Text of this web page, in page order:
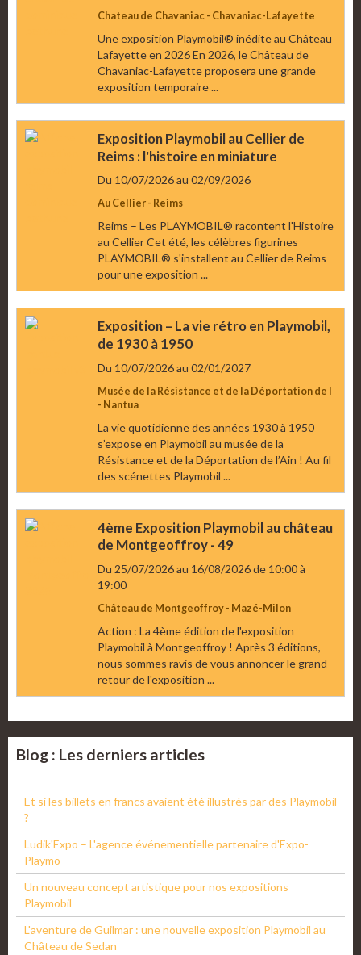
Chateau de Chavaniac - Chavaniac-Lafayette
Une exposition Playmobil® inédite au Château
Lafayette en 2026 En 2026, le Château de
Chavaniac-Lafayette proposera une grande
exposition temporaire ...
Exposition Playmobil au Cellier de
Reims : l'histoire en miniature
Du 10/07/2026au 02/09/2026
Au Cellier - Reims
Reims – Les PLAYMOBIL® racontent l'Histoire
au Cellier Cet été, les célèbres figurines
PLAYMOBIL® s'installent au Cellier de Reims
pour une exposition ...
Exposition – La vie rétro en Playmobil,
de 1930 à 1950
Du 10/07/2026au 02/01/2027
Musée de la Résistance et de la Déportation de l
- Nantua
La vie quotidienne des années 1930 à 1950
s’expose en Playmobil au musée de la
Résistance et de la Déportation de l’Ain ! Au fil
des scénettes Playmobil ...
4ème Exposition Playmobil au château
de Montgeoffroy - 49
Du 25/07/2026au 16/08/2026de 10:00à
19:00
Château de Montgeoffroy - Mazé-Milon
Action : La 4ème édition de l'exposition
Playmobil à Montgeoffroy ! Après 3 éditions,
nous sommes ravis de vous annoncer le grand
retour de l'exposition ...
Blog : Les derniers articles
Et si les billets en francs avaient été illustrés par des Playmobil
?
Ludik'Expo – L'agence événementielle partenaire d'Expo-
Playmo
Un nouveau concept artistique pour nos expositions
Playmobil
L'aventure de Guilmar : une nouvelle exposition Playmobil au
Château de Sedan